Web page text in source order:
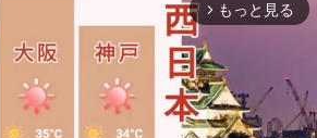
arrow_forward_ios もっと見る